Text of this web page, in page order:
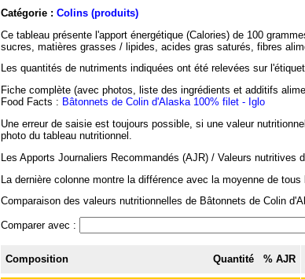
Catégorie : Colins (produits)
Ce tableau présente l'apport énergétique (Calories) de 100
sucres, matières grasses / lipides, acides gras saturés, fibres
Les quantités de nutriments indiquées ont été relevées sur
Fiche complète (avec photos, liste des ingrédients et additifs
Food Facts : Bâtonnets de Colin d'Alaska 100% filet - Iglo
Une erreur de saisie est toujours possible, si une valeur
photo du tableau nutritionnel.
Les Apports Journaliers Recommandés (AJR) / Valeurs nutritives
La dernière colonne montre la différence avec la moyenne de
Comparaison des valeurs nutritionnelles de Bâtonnets de Colin
Comparer avec :
Composition Quantité % AJR